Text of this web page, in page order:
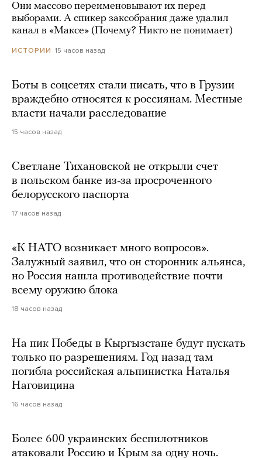
Они массово переименовывают их перед
выборами. А спикер заксобрания даже удалил
канал в «Максе» (Почему? Никто не понимает)
ИСТОРИИ 15 часов назад
Боты в соцсетях стали писать, что в Грузии
враждебно относятся к россиянам. Местные
власти начали расследование
15 часов назад
Светлане Тихановской не открыли счет
в польском банке из-за просроченного
белорусского паспорта
17 часов назад
«К НАТО возникает много вопросов».
Залужный заявил, что он сторонник альянса,
но Россия нашла противодействие почти
всему оружию блока
18 часов назад
На пик Победы в Кыргызстане будут пускать
только по разрешениям. Год назад там
погибла российская альпинистка Наталья
Наговицина
16 часов назад
Более 600 украинских беспилотников
атаковали Россию и Крым за одну ночь.